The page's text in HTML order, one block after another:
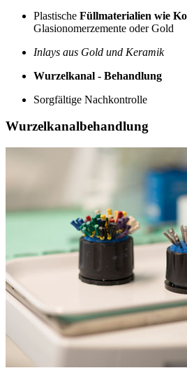
Plastische Füllmaterialien wie
Glasionomerzemente oder Gold
Inlays aus Gold und Keramik
Wurzelkanal - Behandlung
Sorgfältige Nachkontrolle
Wurzelkanalbehandlung